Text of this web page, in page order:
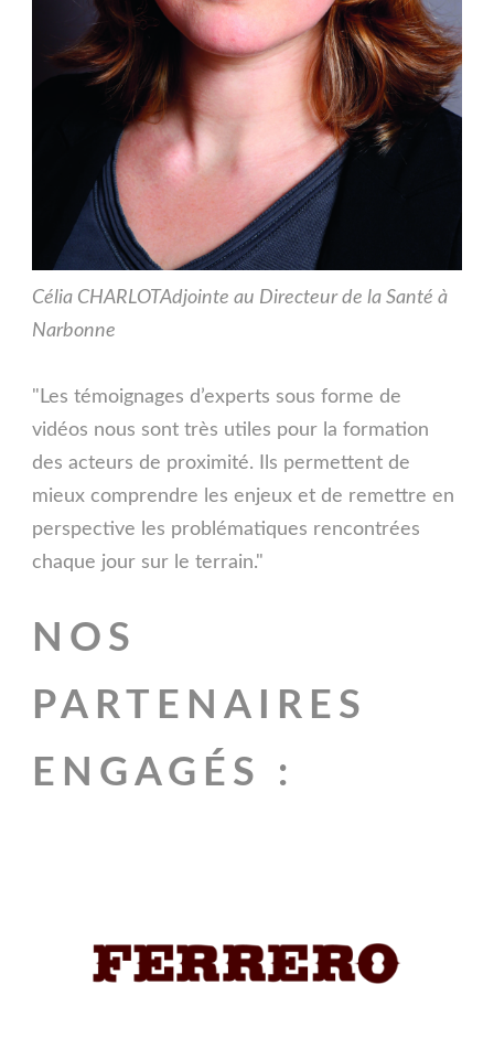
Célia CHARLOTAdjointe au Directeur de la Santé à
Narbonne
"Les témoignages d’experts sous forme de
vidéos nous sont très utiles pour la formation
des acteurs de proximité. Ils permettent de
mieux comprendre les enjeux et de remettre en
perspective les problématiques rencontrées
chaque jour sur le terrain."
NOS
PARTENAIRES
ENGAGÉS :